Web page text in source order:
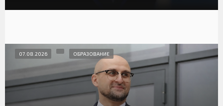
07.08.2026 ОБРАЗОВАНИЕ